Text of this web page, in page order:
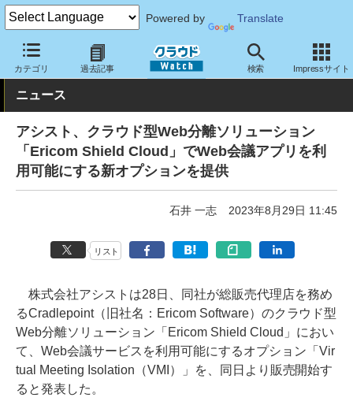
Powered by Translate
カテゴリ 過去記事 検索 Impressサイト
クラウド Watch セキュリティ セキュリティサービス
ニュース
アシスト、クラウド型Web分離ソリューション
「Ericom Shield Cloud」でWeb会議アプリを利
用可能にする新オプションを提供
石井 一志 2023年8月29日 11:45
リスト
株式会社アシストは28日、同社が総販売代理店を務め
るCradlepoint（旧社名：Ericom Software）のクラウド型
Web分離ソリューション「Ericom Shield Cloud」におい
て、Web会議サービスを利用可能にするオプション「Vir
tual Meeting Isolation（VMI）」を、同日より販売開始す
ると発表した。